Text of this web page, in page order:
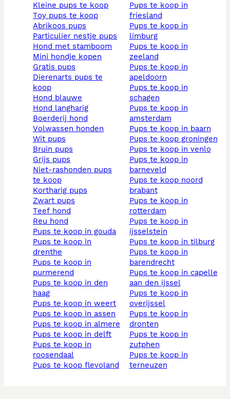
kleine pups te koop
toy pups te koop
abrikoos pups
particulier nestje pups
hond met stamboom
mini hondje kopen
gratis pups
dierenarts pups te
koop
hond blauwe
hond langharig
boerderij hond
volwassen honden
wit pups
bruin pups
grijs pups
niet-rashonden pups
te koop
kortharig pups
zwart pups
teef hond
reu hond
pups te koop in gouda
pups te koop in
drenthe
pups te koop in
purmerend
pups te koop in den
haag
pups te koop in weert
pups te koop in assen
pups te koop in almere
pups te koop in delft
pups te koop in
roosendaal
pups te koop flevoland
pups te koop in
friesland
pups te koop in
limburg
pups te koop in
zeeland
pups te koop in
apeldoorn
pups te koop in
schagen
pups te koop in
amsterdam
pups te koop in baarn
pups te koop groningen
pups te koop in venlo
pups te koop in
barneveld
pups te koop noord
brabant
pups te koop in
rotterdam
pups te koop in
ijsselstein
pups te koop in tilburg
pups te koop in
barendrecht
pups te koop in capelle
aan den ijssel
pups te koop in
overijssel
pups te koop in
dronten
pups te koop in
zutphen
pups te koop in
terneuzen